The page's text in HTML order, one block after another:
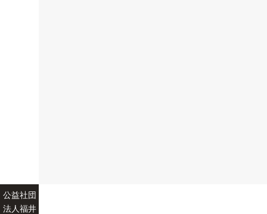
公益社団
法人福井